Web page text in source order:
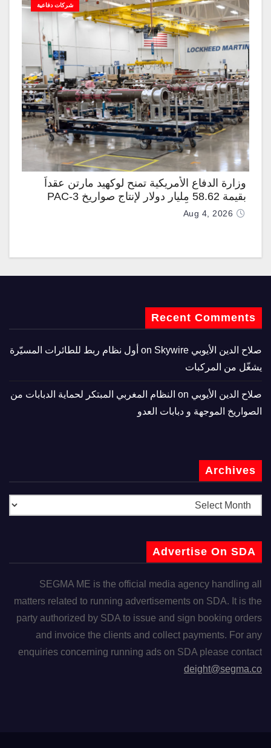
شركات دفاعية
وزارة الدفاع الأمريكية تمنح لوكهيد مارتن عقداً
بقيمة 58.62 مليار دولار لإنتاج صواريخ PAC-3
المطوّرة دعماً لـ “ترسانة الحرية”
Aug 4, 2026
Recent Comments
صلاح الدين الأيوبي
Skywire أول نظام ربط للطائرات المسيّرة
يشغّل من المركبات
صلاح الدين الأيوبي
النظام المغربي المبتكر لحماية الدبابات من
الصواريخ الموجهة و دبابات العدو
Archives
Advertise On SDA
SEGMA ME is the official media agency handling all
matters related to running advertisements on SDA. It is the
party authorized by SDA to issue and sign booking orders
and invoice the clients and collect payments. For any
enquiries concerning running ads on SDA please contact
deight@segma.co